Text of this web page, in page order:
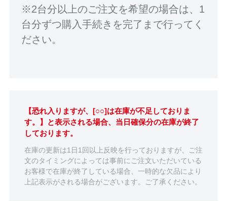
※2台分以上のご注文を希望の場合は、1
台分ずつ購入手続きを完了まで行ってく
ださい。
【恐れ入りますが、[○○]は在庫が不足しておりま
す。】と表示される場合、当日確保分の在庫が終了
しております。
在庫の更新は1日1回以上反映を行っておりますが、ご注
文のタイミングによっては事前にご注文いただいている
お客様で在庫が終了している場合、一時的な欠品により
上記表示がされる場合がございます。ご了承ください。